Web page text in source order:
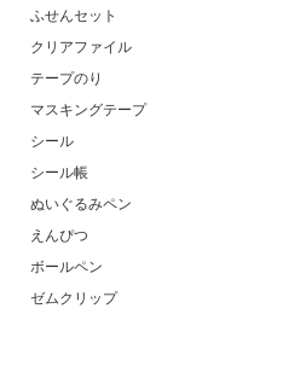
ふせんセット
クリアファイル
テープのり
マスキングテープ
シール
シール帳
ぬいぐるみペン
えんぴつ
ボールペン
ゼムクリップ